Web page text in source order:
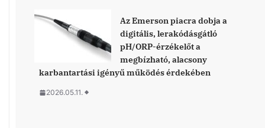
Az Emerson piacra dobja a
digitális, lerakódásgátló
pH/ORP-érzékelőt a
megbízható, alacsony
karbantartási igényű működés érdekében
2026.05.11.